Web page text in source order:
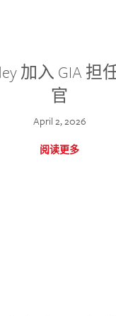
加入 GIA 担
官
April 2, 2026
阅读更多